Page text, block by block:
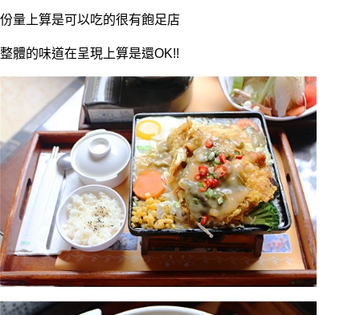
份量上算是可以吃的很有飽足店
整體的味道在呈現上算是還OK!!